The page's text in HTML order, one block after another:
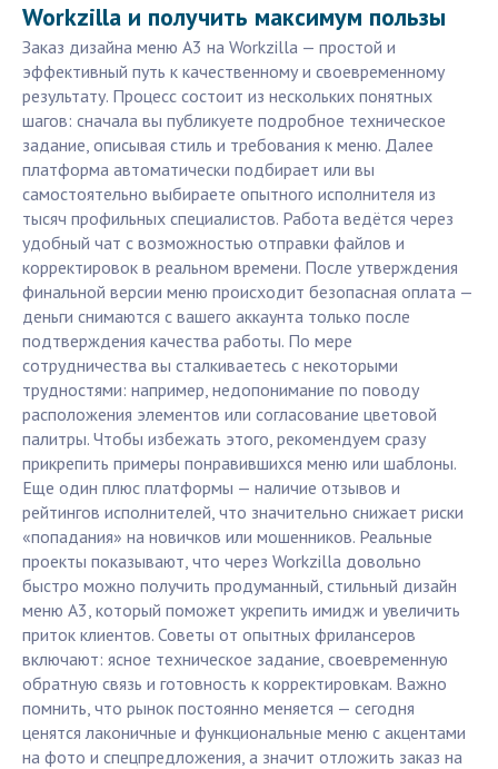
Workzilla и получить максимум пользы
Заказ дизайна меню А3 на Workzilla — простой и
эффективный путь к качественному и своевременному
результату. Процесс состоит из нескольких понятных
шагов: сначала вы публикуете подробное техническое
задание, описывая стиль и требования к меню. Далее
платформа автоматически подбирает или вы
самостоятельно выбираете опытного исполнителя из
тысяч профильных специалистов. Работа ведётся через
удобный чат с возможностью отправки файлов и
корректировок в реальном времени. После утверждения
финальной версии меню происходит безопасная оплата —
деньги снимаются с вашего аккаунта только после
подтверждения качества работы. По мере
сотрудничества вы сталкиваетесь с некоторыми
трудностями: например, недопонимание по поводу
расположения элементов или согласование цветовой
палитры. Чтобы избежать этого, рекомендуем сразу
прикрепить примеры понравившихся меню или шаблоны.
Еще один плюс платформы — наличие отзывов и
рейтингов исполнителей, что значительно снижает риски
«попадания» на новичков или мошенников. Реальные
проекты показывают, что через Workzilla довольно
быстро можно получить продуманный, стильный дизайн
меню А3, который поможет укрепить имидж и увеличить
приток клиентов. Советы от опытных фрилансеров
включают: ясное техническое задание, своевременную
обратную связь и готовность к корректировкам. Важно
помнить, что рынок постоянно меняется — сегодня
ценятся лаконичные и функциональные меню с акцентами
на фото и спецпредложения, а значит отложить заказ на